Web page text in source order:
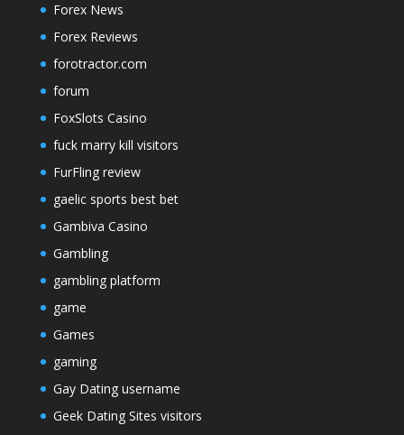
Forex News
Forex Reviews
forotractor.com
forum
FoxSlots Casino
fuck marry kill visitors
FurFling review
gaelic sports best bet
Gambiva Casino
Gambling
gambling platform
game
Games
gaming
Gay Dating username
Geek Dating Sites visitors